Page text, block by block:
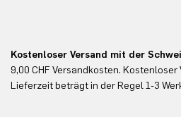
Kostenloser Versand mit der
9,00 CHF Versandkosten. Kostenloser
Lieferzeit beträgt in der Regel 1-3